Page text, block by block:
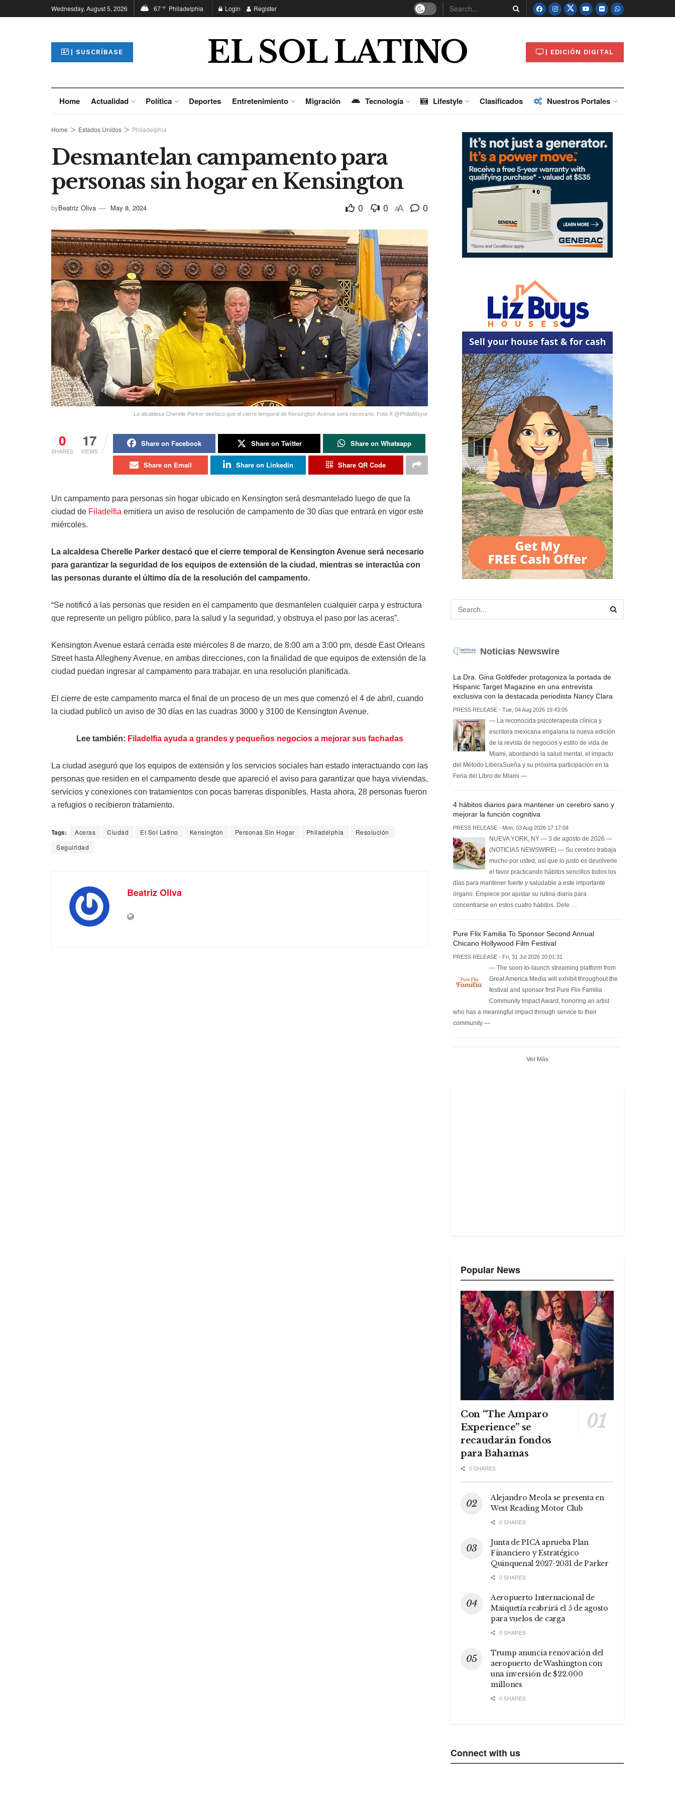
Wednesday, August 5, 2026 67°F Philadelphia Login Register
| SUSCRÍBASE EL SOL LATINO | EDICIÓN DIGITAL
Home Actualidad Política Deportes Entretenimiento Migración Tecnología Lifestyle Clasificados Nuestros Portales
Home Estados Unidos Philadelphia
Desmantelan campamento para
personas sin hogar en Kensington
byBeatriz Oliva May 8, 2024 0 0 AA 0
La alcaldesa Cherelle Parker destacó que el cierre temporal de Kensington Avenue será necesario. Foto X @PhillaMayor
0
SHARES
17
VIEWS
Share on Facebook Share on Twitter Share on Whatsapp
Share on Email Share on Linkedin Share QR Code
Un campamento para personas sin hogar ubicado en Kensington será desmantelado luego de que la
ciudad de Filadelfia emitiera un aviso de resolución de campamento de 30 días que entrará en vigor este
miércoles.
La alcaldesa Cherelle Parker destacó que el cierre temporal de Kensington Avenue será necesario
para garantizar la seguridad de los equipos de extensión de la ciudad, mientras se interactúa con
las personas durante el último día de la resolución del campamento.
“Se notificó a las personas que residen en el campamento que desmantelen cualquier carpa y estructura
que represente un peligro público, para la salud y la seguridad, y obstruya el paso por las aceras”.
Kensington Avenue estará cerrada este miércoles 8 de marzo, de 8:00 am a 3:00 pm, desde East Orleans
Street hasta Allegheny Avenue, en ambas direcciones, con la finalidad de que equipos de extensión de la
ciudad puedan ingresar al campamento para trabajar. en una resolución planificada.
El cierre de este campamento marca el final de un proceso de un mes que comenzó el 4 de abril, cuando
la ciudad publicó un aviso de 30 días en las cuadras 3000 y 3100 de Kensington Avenue.
Lee también: Filadelfia ayuda a grandes y pequeños negocios a mejorar sus fachadas
La ciudad aseguró que los equipos de extensión y los servicios sociales han estado interactuando con las
personas que residen en el campamento desde que apareció el aviso para garantizar que haya viviendas,
servicios y conexiones con tratamientos con pocas barreras disponibles. Hasta ahora, 28 personas fueron
a refugios o recibieron tratamiento.
Tags: Aceras Ciudad El Sol Latino Kensington Personas Sin Hogar Philadelphia
Resolución
Seguiridad
Beatriz Oliva
Noticias Newswire
La Dra. Gina Goldfeder protagoniza la portada de
Hispanic Target Magazine en una entrevista
exclusiva con la destacada periodista Nancy Clara
PRESS RELEASE - Tue, 04 Aug 2026 19:43:05
— La reconocida psicoterapeuta clínica y
escritora mexicana engalana la nueva edición
de la revista de negocios y estilo de vida de
Miami, abordando la salud mental, el impacto
del Método LiberaSueña y su próxima participación en la
Feria del Libro de Miami —
4 hábitos diarios para mantener un cerebro sano y
mejorar la función cognitiva
PRESS RELEASE - Mon, 03 Aug 2026 17:17:04
NUEVA YORK, NY — 3 de agosto de 2026 —
(NOTICIAS NEWSWIRE) — Su cerebro trabaja
mucho por usted, así que lo justo es devolverle
el favor practicando hábitos sencillos todos los
días para mantener fuerte y saludable a este importante
órgano. Empiece por ajustar su rutina diaria para
concentrarse en estos cuatro hábitos. Dele …
Pure Flix Familia To Sponsor Second Annual
Chicano Hollywood Film Festival
PRESS RELEASE - Fri, 31 Jul 2026 20:01:31
— The soon-to-launch streaming platform from
Great America Media will exhibit throughout the
festival and sponsor first Pure Flix Familia
Community Impact Award, honoring an artist
who has a meaningful impact through service to their
community —
Ver Más
Popular News
Con “The Amparo
Experience” se
recaudarán fondos
para Bahamas
0 SHARES
Alejandro Meola se presenta en
West Reading Motor Club
0 SHARES
Junta de PICA aprueba Plan
Financiero y Estratégico
Quinquenal 2027-2031 de Parker
0 SHARES
Aeropuerto Internacional de
Maiquetía reabrirá el 5 de agosto
para vuelos de carga
0 SHARES
Trump anuncia renovación del
aeropuerto de Washington con
una inversión de $22.000
millones
0 SHARES
Connect with us